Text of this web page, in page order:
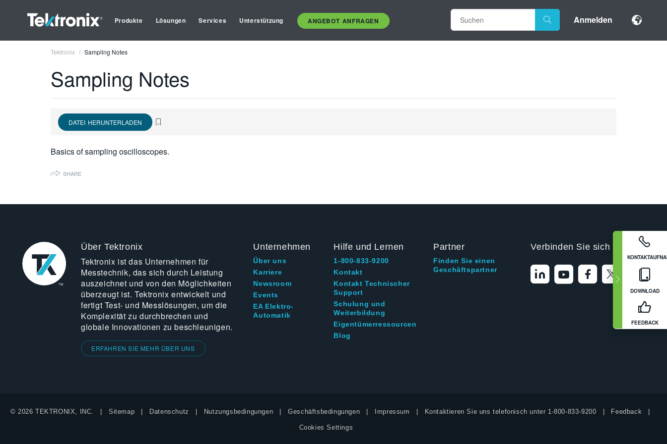
Produkte Lösungen Services Unterstützung ANGEBOT ANFRAGEN Anmelden
DOWNLOAD
FEEDBACK
Tektronix Sampling Notes
Sampling Notes
DATEI HERUNTERLADEN
Basics of sampling oscilloscopes.
SHARE
Über Tektronix
Tektronix ist das Unternehmen für
Messtechnik, das sich durch Leistung
auszeichnet und von den Möglichkeiten
überzeugt ist. Tektronix entwickelt und
fertigt Test- und Messlösungen, um die
Komplexität zu durchbrechen und
globale Innovationen zu beschleunigen.
ERFAHREN SIE MEHR ÜBER UNS
Unternehmen
Über uns
Karriere
Newsroom
Events
EA Elektro-
Automatik
Hilfe und Lernen
1-800-833-9200
Kontakt
Kontakt Technischer
Support
Schulung und
Weiterbildung
Eigentümerressourcen
Blog
Partner
Finden Sie einen
Geschäftspartner
Verbinden Sie sich mit uns
© 2026 TEKTRONIX, INC. Sitemap Datenschutz Nutzungsbedingungen Geschäftsbedingungen Impressum Kontaktieren Sie uns telefonisch unter 1-800-833-9200 Feedback
Cookies Settings